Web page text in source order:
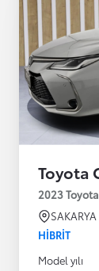
Toyota
2023
SAKARYA
HIBRIT
Model yılı